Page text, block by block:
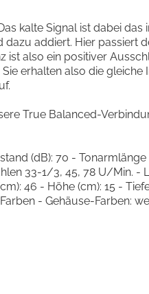
kalte Signal ist dabei
addiert. Hier passiert
ist also ein positiver
erhalten also die gleiche
True Balanced-
(dB): 70 -
33-1/3, 45, 78 U/Min. -
46 - Höhe (cm): 15 -
- Gehäuse-Farben: